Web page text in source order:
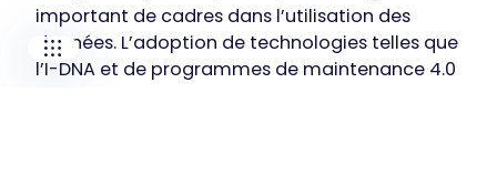
important de cadres dans l’utilisation des
données. L’adoption de technologies telles que
l’I-DNA et de programmes de maintenance 4.0